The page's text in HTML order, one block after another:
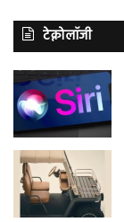
टेक्नोलॉजी